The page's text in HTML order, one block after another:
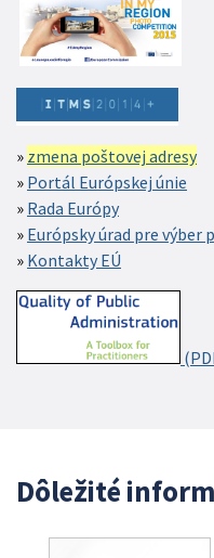
zmena poštovej adresy
Portál Európskej únie
Rada Európy
Európsky úrad pre výber
Kontakty EÚ
Dôležité